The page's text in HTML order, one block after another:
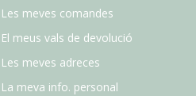
Les meves comandes
El meus vals de devolució
Les meves adreces
La meva info. personal